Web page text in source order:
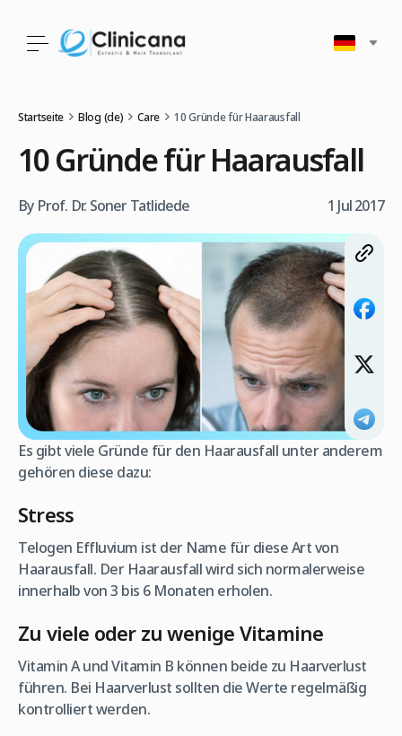
Startseite Blog (de) Care 10 Gründe für Haarausfall
10 Gründe für Haarausfall
By Prof. Dr. Soner Tatlidede 1 Jul 2017
Es gibt viele Gründe für den Haarausfall unter anderem
gehören diese dazu:
Stress
Telogen Effluvium ist der Name für diese Art von
Haarausfall. Der Haarausfall wird sich normalerweise
innerhalb von 3 bis 6 Monaten erholen.
Zu viele oder zu wenige Vitamine
Vitamin A und Vitamin B können beide zu Haarverlust
führen. Bei Haarverlust sollten die Werte regelmäßig
kontrolliert werden.